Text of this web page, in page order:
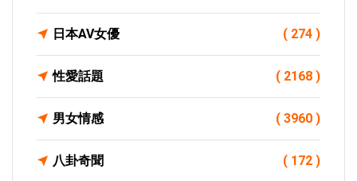
日本AV女優 ( 274 )
性愛話題 ( 2168 )
男女情感 ( 3960 )
八卦奇聞 ( 172 )